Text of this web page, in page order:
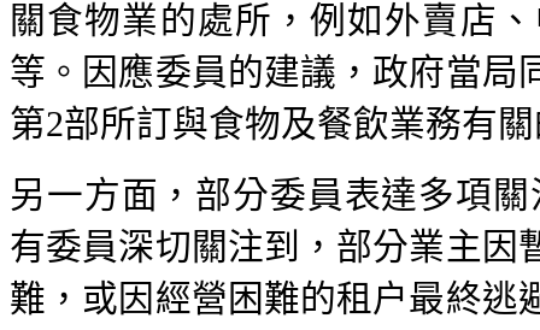
關食物業的處所，例如外賣店
等。因應委員的建議，政府當局
第2部所訂與食物及餐飲業務有
另一方面，部分委員表達多項
有委員深切關注到，部分業主因
難，或因經營困難的租户最終逃